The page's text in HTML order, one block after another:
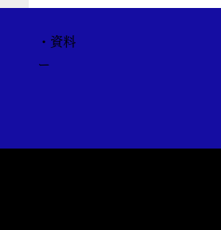
・資料
ー